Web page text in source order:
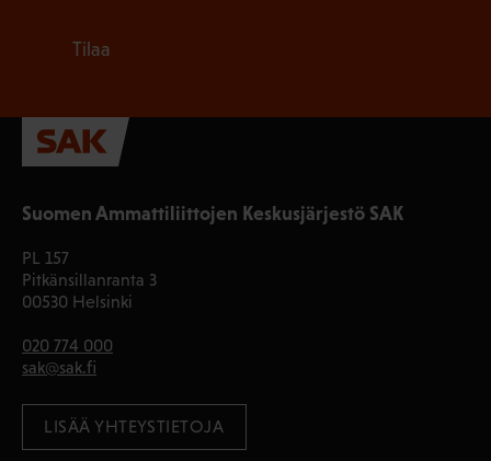
Suomen Ammattiliittojen Keskusjärjestö SAK
PL 157
Pitkänsillanranta 3
00530 Helsinki
020 774 000
sak@sak.fi
LISÄÄ YHTEYSTIETOJA
Tilaa